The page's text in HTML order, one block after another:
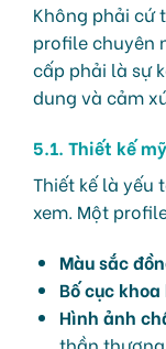
Không phải cứ
profile chuyên
cấp phải là sự
dung và cảm
5.1. Thiết kế
Thiết kế là yếu
xem. Một
Màu sắc
Bố cục khoa
Hình ảnh
thần thương